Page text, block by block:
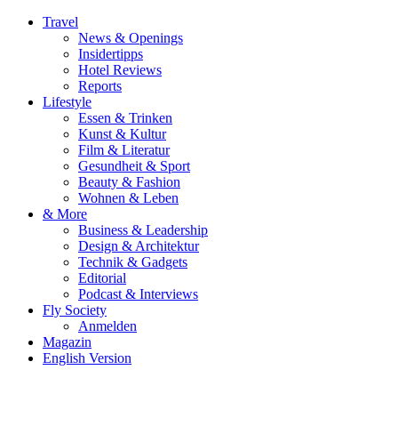
Travel
News & Openings
Insidertipps
Hotel Reviews
Reports
Lifestyle
Essen & Trinken
Kunst & Kultur
Film & Literatur
Gesundheit & Sport
Beauty & Fashion
Wohnen & Leben
& More
Business & Leadership
Design & Architektur
Technik & Gadgets
Editorial
Podcast & Interviews
Fly Society
Anmelden
Magazin
English Version